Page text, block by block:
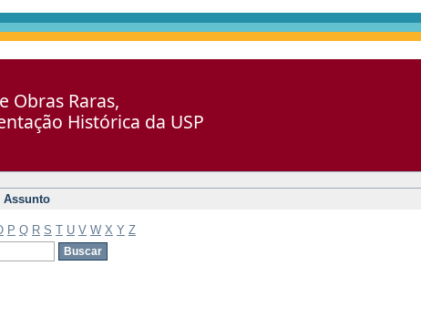
Obras Raras,
Histórica da USP
Assunto
P Q R S T U V W X Y Z